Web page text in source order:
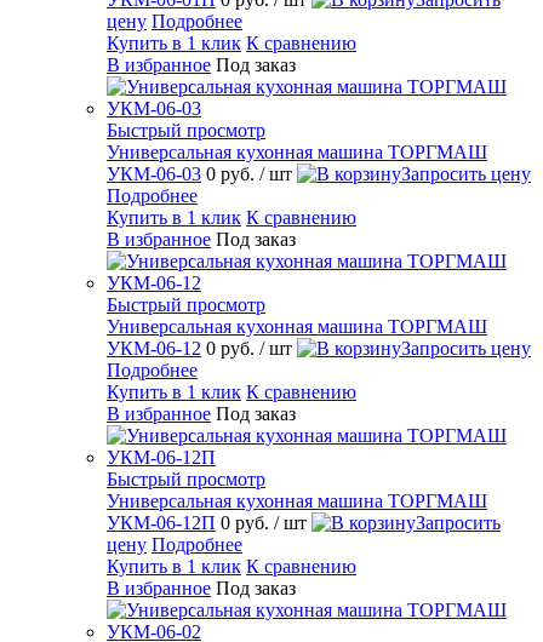
цену Подробнее
Купить в 1 клик К сравнению
В избранное Под заказ
Быстрый просмотр
Универсальная кухонная машина ТОРГМАШ
УКМ-06-03 0 руб. / шт
Запросить цену
Подробнее
Купить в 1 клик К сравнению
В избранное Под заказ
Быстрый просмотр
Универсальная кухонная машина ТОРГМАШ
УКМ-06-12 0 руб. / шт
Запросить цену
Подробнее
Купить в 1 клик К сравнению
В избранное Под заказ
Быстрый просмотр
Универсальная кухонная машина ТОРГМАШ
УКМ-06-12П 0 руб. / шт
Запросить
цену Подробнее
Купить в 1 клик К сравнению
В избранное Под заказ